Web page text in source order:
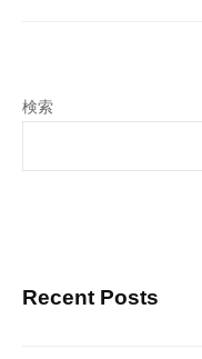
検索
Recent Posts